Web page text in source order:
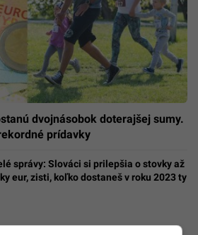
dvojnásobok doterajšej sumy.
prídavky
správy: Slováci si prilepšia o stovky až
eur, zisti, koľko dostaneš v roku 2023 ty